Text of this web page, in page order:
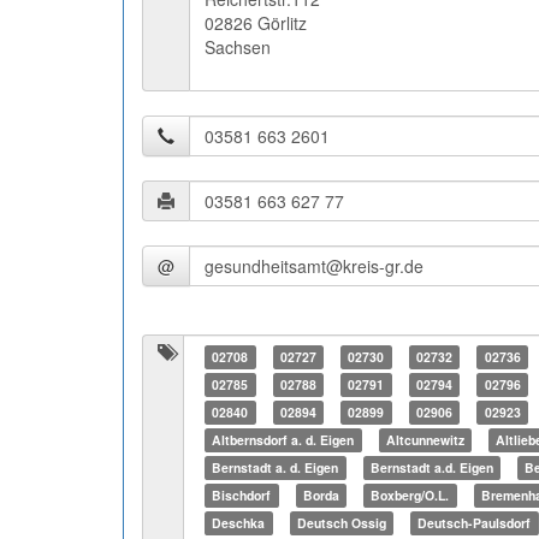
02826 Görlitz
Sachsen
@
02708 02727 02730 02732 02736
02785
02788 02791 02794 02796
02840
02894 02899 02906 02923
Altbernsdorf a. d. Eigen
Altcunnewitz
Bernstadt a. d. Eigen
Bernstadt a.d. Eigen
Bischdorf
Borda Boxberg/O.L.
Deschka
Deutsch Ossig Deutsch-Paulsdorf